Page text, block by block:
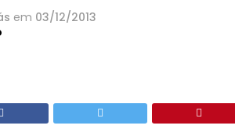
em 03/12/2013